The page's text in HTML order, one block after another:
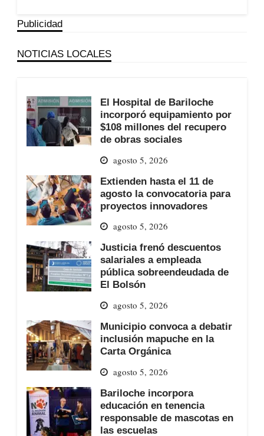
Publicidad
NOTICIAS LOCALES
El Hospital de Bariloche
incorporó equipamiento por
$108 millones del recupero
de obras sociales
agosto 5, 2026
Extienden hasta el 11 de
agosto la convocatoria para
proyectos innovadores
agosto 5, 2026
Justicia frenó descuentos
salariales a empleada
pública sobreendeudada de
El Bolsón
agosto 5, 2026
Municipio convoca a debatir
inclusión mapuche en la
Carta Orgánica
agosto 5, 2026
Bariloche incorpora
educación en tenencia
responsable de mascotas en
las escuelas